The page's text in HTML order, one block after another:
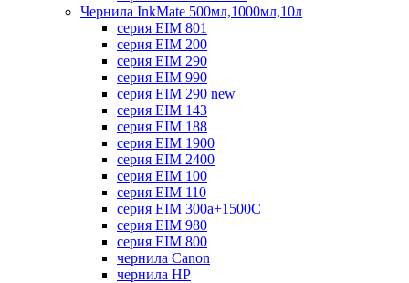
Чернила InkMate 500мл,1000мл,10л
серия EIM 801
серия EIM 200
серия EIM 290
серия EIM 990
серия EIM 290 new
серия EIM 143
серия EIM 188
серия EIM 1900
серия EIM 2400
серия EIM 100
серия EIM 110
серия EIM 300a+1500C
серия EIM 980
серия EIM 800
чернила Canon
чернила HP